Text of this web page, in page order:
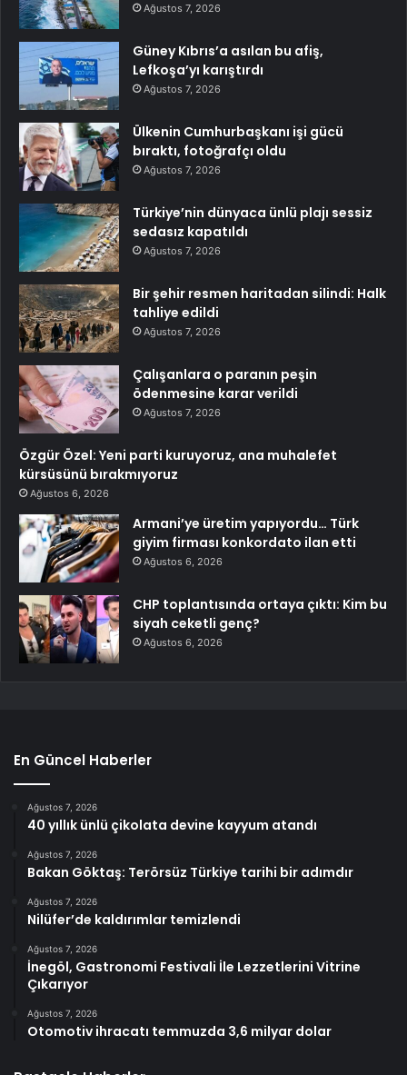
Ağustos 7, 2026
Güney Kıbrıs’a asılan bu afiş,
Lefkoşa’yı karıştırdı
Ağustos 7, 2026
Ülkenin Cumhurbaşkanı işi gücü
bıraktı, fotoğrafçı oldu
Ağustos 7, 2026
Türkiye’nin dünyaca ünlü plajı sessiz
sedasız kapatıldı
Ağustos 7, 2026
Bir şehir resmen haritadan silindi: Halk
tahliye edildi
Ağustos 7, 2026
Çalışanlara o paranın peşin
ödenmesine karar verildi
Ağustos 7, 2026
Özgür Özel: Yeni parti kuruyoruz, ana muhalefet
kürsüsünü bırakmıyoruz
Ağustos 6, 2026
Armani’ye üretim yapıyordu… Türk
giyim firması konkordato ilan etti
Ağustos 6, 2026
CHP toplantısında ortaya çıktı: Kim bu
siyah ceketli genç?
Ağustos 6, 2026
En Güncel Haberler
Ağustos 7, 2026
40 yıllık ünlü çikolata devine kayyum atandı
Ağustos 7, 2026
Bakan Göktaş: Terörsüz Türkiye tarihi bir adımdır
Ağustos 7, 2026
Nilüfer’de kaldırımlar temizlendi
Ağustos 7, 2026
İnegöl, Gastronomi Festivali İle Lezzetlerini Vitrine
Çıkarıyor
Ağustos 7, 2026
Otomotiv ihracatı temmuzda 3,6 milyar dolar